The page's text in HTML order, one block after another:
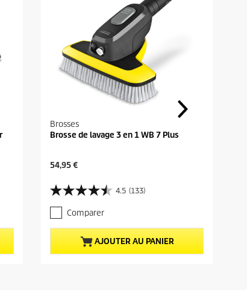
Brosses
Brosse de lavage 3 en 1 WB 7 Plus
P
i
x
a
c
t
u
e
54,95 €
4.5 (133)
4
.
5
s
u
r
Comparer
AJOUTER AU PANIER